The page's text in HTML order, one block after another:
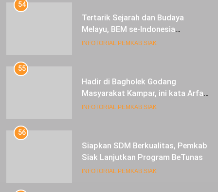
54
Tertarik Sejarah dan Budaya
Melayu, BEM se-Indonesia
Berkunjung ke Kabupaten Siak
INFOTORIAL PEMKAB SIAK
55
Hadir di Bagholek Godang
Masyarakat Kampar, ini kata Arfan
Usman
INFOTORIAL PEMKAB SIAK
56
Siapkan SDM Berkualitas, Pemkab
Siak Lanjutkan Program BeTunas
INFOTORIAL PEMKAB SIAK